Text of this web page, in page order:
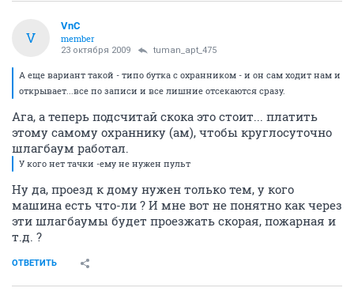
V
VnC
member
23 октября 2009 tuman_apt_475
А еще вариант такой - типо бутка с охранником - и он сам ходит нам и
открывает...все по записи и все лишние отсекаются сразу.
Ага, а теперь подсчитай скока это стоит... платить
этому самому охраннику (ам), чтобы круглосуточно
шлагбаум работал.
У кого нет тачки -ему не нужен пульт
Ну да, проезд к дому нужен только тем, у кого
машина есть что-ли ? И мне вот не понятно как через
эти шлагбаумы будет проезжать скорая, пожарная и
т.д. ?
ОТВЕТИТЬ